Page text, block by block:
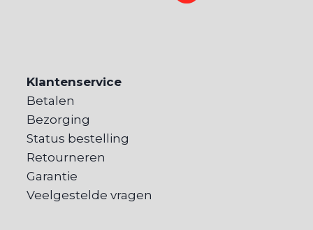
Klantenservice
Betalen
Bezorging
Status bestelling
Retourneren
Garantie
Veelgestelde vragen